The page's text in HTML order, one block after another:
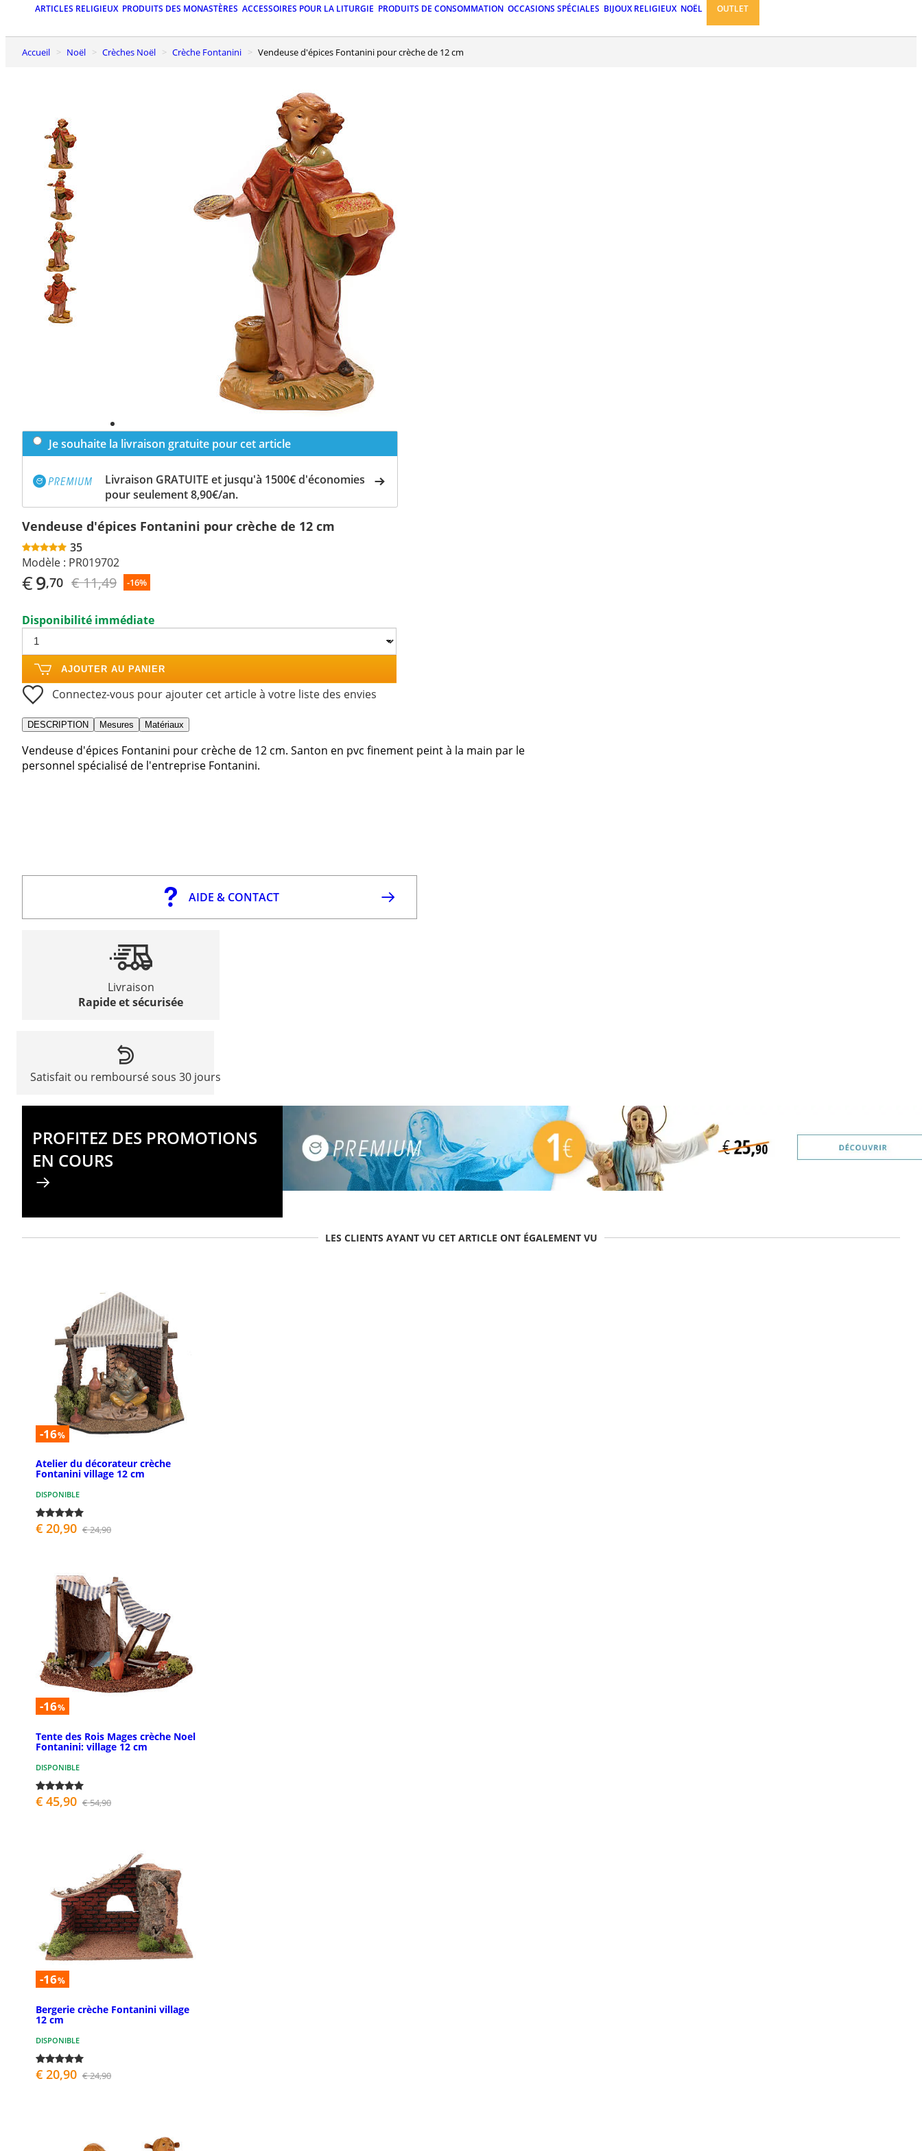
ARTICLES RELIGIEUX PRODUITS DES MONASTÈRES ACCESSOIRES POUR LA LITURGIE PRODUITS DE CONSOMMATION OCCASIONS SPÉCIALES BIJOUX RELIGIEUX NOËL OUTLET
Accueil Noël Crèches Noël Crèche Fontanini Vendeuse d'épices Fontanini pour crèche de 12 cm
Je souhaite la livraison gratuite pour cet article
Livraison GRATUITE et jusqu'à 1500€ d'économies
pour seulement 8,90€/an.
Vendeuse d'épices Fontanini pour crèche de 12 cm
35
Modèle : PR019702
€9,70 € 11,49 -16%
Disponibilité immédiate
AJOUTER AU PANIER
Connectez-vous pour ajouter cet article à votre liste des envies
DESCRIPTION Mesures Matériaux
Vendeuse d'épices Fontanini pour crèche de 12 cm. Santon en pvc finement peint à la main par le
personnel spécialisé de l'entreprise Fontanini.
AIDE & CONTACT
Livraison
Rapide et sécurisée
Satisfait ou remboursé sous 30 jours
PROFITEZ DES PROMOTIONS
EN COURS
LES CLIENTS AYANT VU CET ARTICLE ONT ÉGALEMENT VU
-16%
Atelier du décorateur crèche
Fontanini village 12 cm
DISPONIBLE
€ 20,90 € 24,90
-16%
Tente des Rois Mages crèche Noel
Fontanini: village 12 cm
DISPONIBLE
€ 45,90 € 54,90
-16%
Bergerie crèche Fontanini village
12 cm
DISPONIBLE
€ 20,90 € 24,90